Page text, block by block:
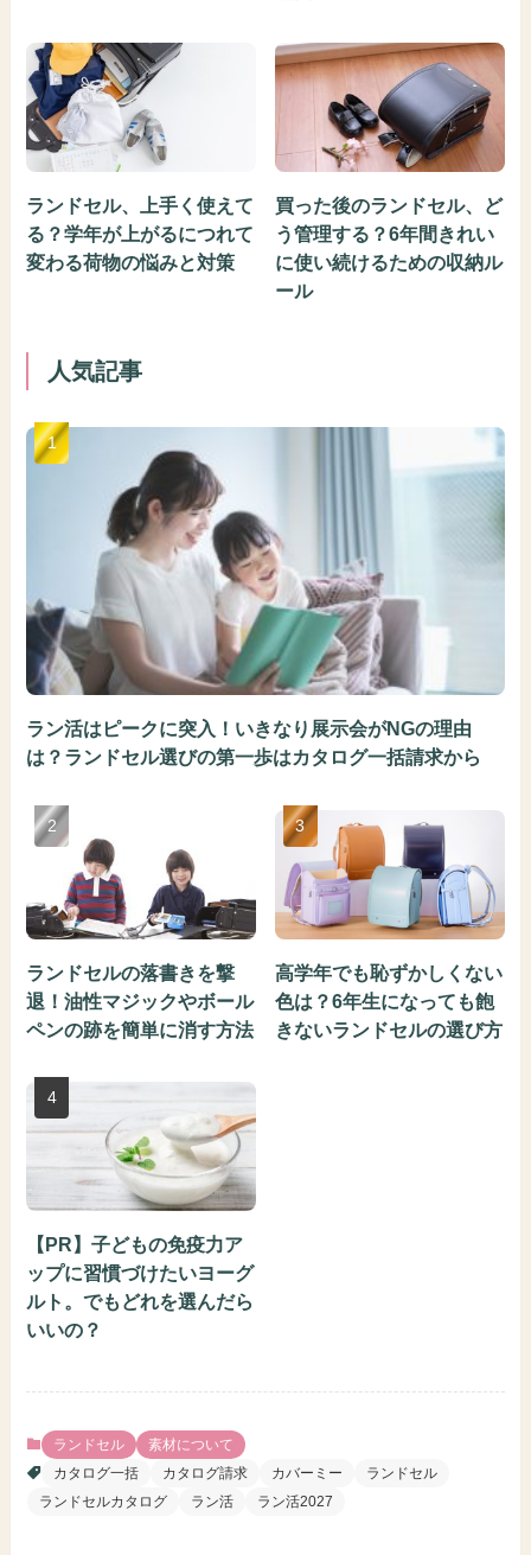
ランドセル、上手く使えて
る？学年が上がるにつれて
変わる荷物の悩みと対策
買った後のランドセル、ど
う管理する？6年間きれい
に使い続けるための収納ル
ール
人気記事
ラン活はピークに突入！いきなり展示会がNGの理由
は？ランドセル選びの第一歩はカタログ一括請求から
ランドセルの落書きを撃
退！油性マジックやボール
ペンの跡を簡単に消す方法
高学年でも恥ずかしくない
色は？6年生になっても飽
きないランドセルの選び方
【PR】子どもの免疫力ア
ップに習慣づけたいヨーグ
ルト。でもどれを選んだら
いいの？
ランドセル
素材について
カタログ一括
カタログ請求 カバーミー
ランドセル
ランドセルカタログ
ラン活 ラン活2027